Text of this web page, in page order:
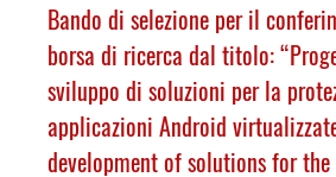
Bando di selezione per il
borsa di ricerca dal titolo:
sviluppo di soluzioni per la
applicazioni Android
development of solutions for